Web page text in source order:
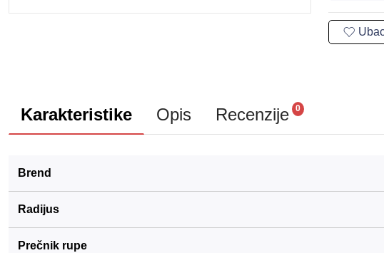
Karakteristike Opis Recenzije 0
Brend
Radijus
Prečnik rupe